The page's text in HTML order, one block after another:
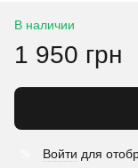
В наличии
1 950 грн
Войти для